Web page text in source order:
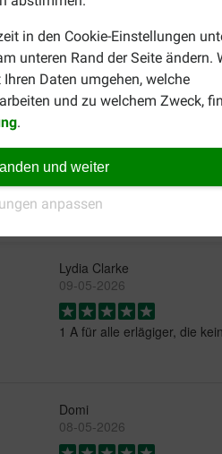
in den Cookie-Einstellungen
unteren Rand der Seite ändern.
Daten umgehen, welche
und zu welchem Zweck,
.
und weiter
anpassen
anstelle von Nassfutter für
ältere Katzen abgestimmt ist?
Lydia Clarke
09-05-2026
1 A für alle erlägiger, die
Domi
08-05-2026